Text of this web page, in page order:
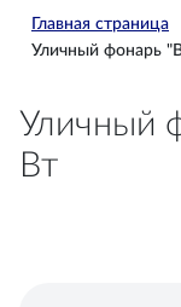
Главная страница
Уличный фонарь
Уличный
Вт